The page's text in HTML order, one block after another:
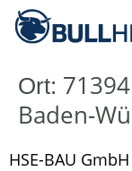
Ort:
Baden-
HSE-BAU